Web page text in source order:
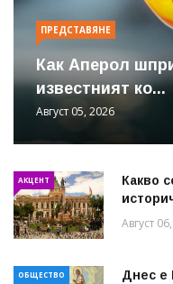
ПРЕДСТАВЯНЕ
Как Аперол
известният ко...
Август 05, 2026
АКЦЕНТ
Какво
Август
ОБЩЕСТВО Днес е